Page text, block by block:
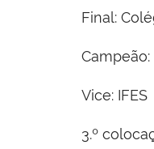
Final:
Vice: IFES
3.º